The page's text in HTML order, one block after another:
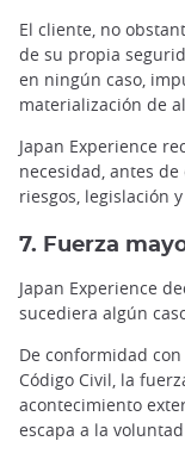
El cliente, no
de su propia
en ningún caso,
materialización de
Japan Experience
necesidad, antes
riesgos, legislación
7. Fuerza
Japan Experience
sucediera algún
De conformidad
Código Civil, la
acontecimiento
escapa a la